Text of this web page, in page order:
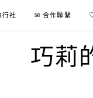
行社 ✉ 合作聯繫
巧莉